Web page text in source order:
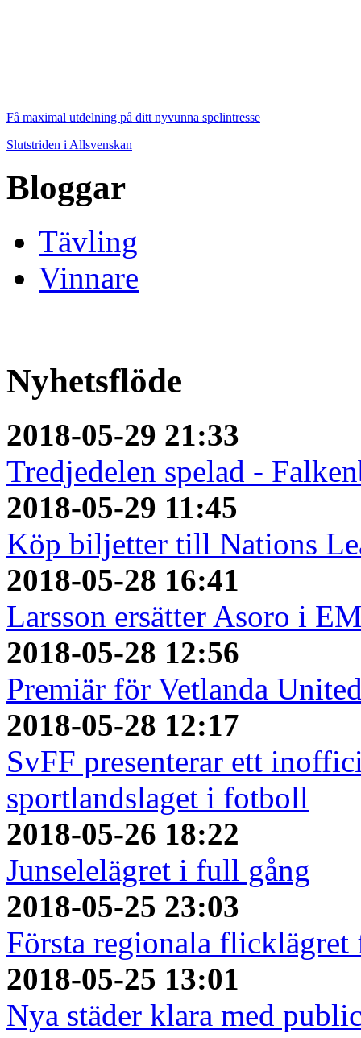
Få maximal utdelning på ditt nyvunna spelintresse
Slutstriden i Allsvenskan
Bloggar
Tävling
Vinnare
Nyhetsflöde
2018-05-29 21:33
Tredjedelen spelad -
2018-05-29 11:45
Köp biljetter till Nations
2018-05-28 16:41
Larsson ersätter Asoro i
2018-05-28 12:56
Premiär för Vetlanda
2018-05-28 12:17
SvFF presenterar ett
sportlandslaget i fotboll
2018-05-26 18:22
Junselelägret i full gång
2018-05-25 23:03
Första regionala
2018-05-25 13:01
Nya städer klara med